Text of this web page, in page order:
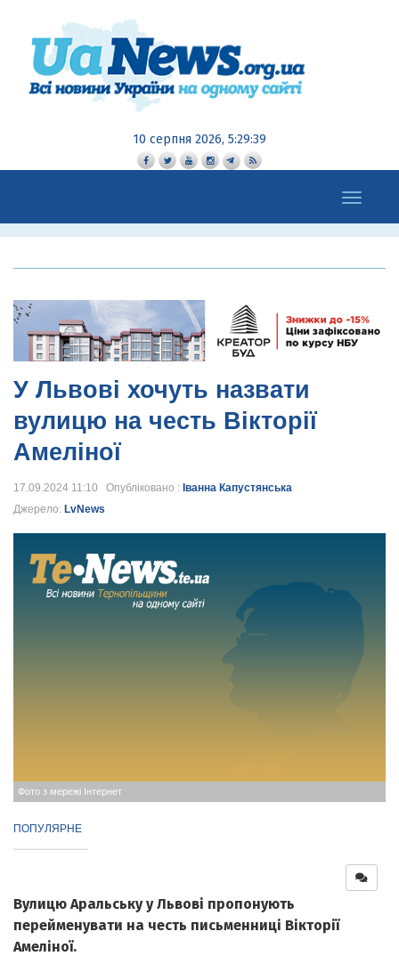
10 серпня 2026, 5:29:40
Toggle
navigation
У Львові хочуть назвати
вулицю на честь Вікторії
Амеліної
17.09.2024 11:10 Опубліковано : Іванна Капустянська
Джерело: LvNews
Фото з мережі Інтернет
ПОПУЛЯРНЕ
Вулицю Аральську у Львові пропонують
перейменувати на честь письменниці Вікторії
Амеліної.